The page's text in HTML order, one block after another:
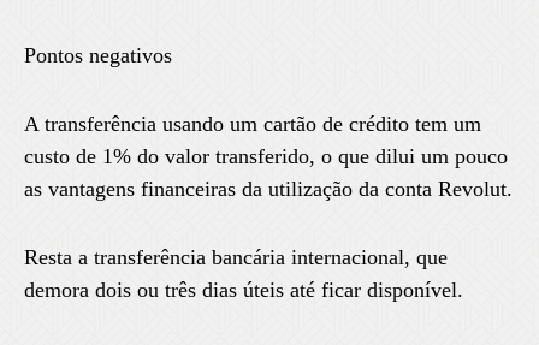
Pontos negativos
A transferência usando um cartão de crédito tem um
custo de 1% do valor transferido, o que dilui um pouco
as vantagens financeiras da utilização da conta Revolut.
Resta a transferência bancária internacional, que
demora dois ou três dias úteis até ficar disponível.